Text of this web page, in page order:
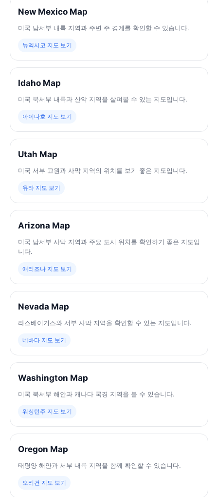
New Mexico Map
미국 남서부 내륙 지역과 주변 주 경계를 확인할 수 있습니다.
뉴멕시코 지도 보기
Idaho Map
미국 북서부 내륙과 산악 지역을 살펴볼 수 있는 지도입니다.
아이다호 지도 보기
Utah Map
미국 서부 고원과 사막 지역의 위치를 보기 좋은 지도입니다.
유타 지도 보기
Arizona Map
미국 남서부 사막 지역과 주요 도시 위치를 확인하기 좋은 지도입
니다.
애리조나 지도 보기
Nevada Map
라스베이거스와 서부 사막 지역을 확인할 수 있는 지도입니다.
네바다 지도 보기
Washington Map
미국 북서부 해안과 캐나다 국경 지역을 볼 수 있습니다.
워싱턴주 지도 보기
Oregon Map
태평양 해안과 서부 내륙 지역을 함께 확인할 수 있습니다.
오리건 지도 보기